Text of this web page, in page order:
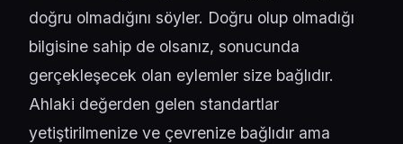
doğru olmadığını söyler. Doğru olup olmadığı
bilgisine sahip de olsanız, sonucunda
gerçekleşecek olan eylemler size bağlıdır.
Ahlaki değerden gelen standartlar
yetiştirilmenize ve çevrenize bağlıdır ama